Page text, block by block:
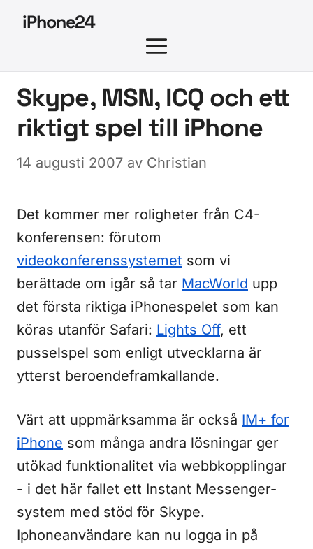
iPhone24
MENY
Skype, MSN, ICQ och ett
riktigt spel till iPhone
14 augusti 2007 av Christian
Det kommer mer roligheter från C4-
konferensen: förutom
videokonferenssystemet som vi
berättade om igår så tar MacWorld upp
det första riktiga iPhonespelet som kan
köras utanför Safari: Lights Off, ett
pusselspel som enligt utvecklarna är
ytterst beroendeframkallande.
Värt att uppmärksamma är också IM+ for
iPhone som många andra lösningar ger
utökad funktionalitet via webbkopplingar
- i det här fallet ett Instant Messenger-
system med stöd för Skype.
Iphoneanvändare kan nu logga in på